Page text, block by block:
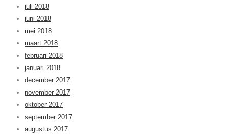
juli 2018
juni 2018
mei 2018
maart 2018
februari 2018
januari 2018
december 2017
november 2017
oktober 2017
september 2017
augustus 2017